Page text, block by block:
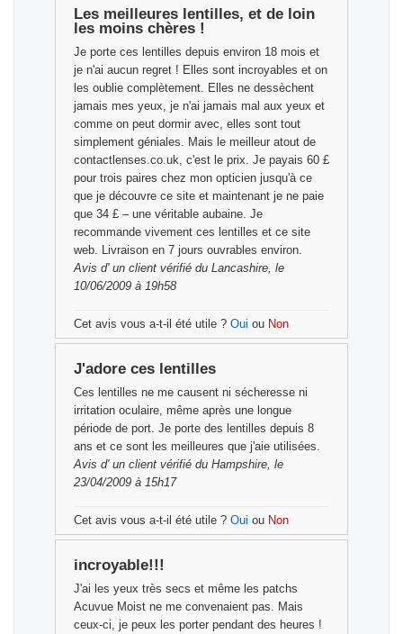
Les meilleures lentilles, et de loin
les moins chères !
Je porte ces lentilles depuis environ 18 mois et
je n'ai aucun regret ! Elles sont incroyables et on
les oublie complètement. Elles ne dessèchent
jamais mes yeux, je n'ai jamais mal aux yeux et
comme on peut dormir avec, elles sont tout
simplement géniales. Mais le meilleur atout de
contactlenses.co.uk, c'est le prix. Je payais 60 £
pour trois paires chez mon opticien jusqu'à ce
que je découvre ce site et maintenant je ne paie
que 34 £ – une véritable aubaine. Je
recommande vivement ces lentilles et ce site
web. Livraison en 7 jours ouvrables environ.
Avis d' un client vérifié du Lancashire, le
10/06/2009 à 19h58
Cet avis vous a-t-il été utile ? Oui ou Non
J'adore ces lentilles
Ces lentilles ne me causent ni sécheresse ni
irritation oculaire, même après une longue
période de port. Je porte des lentilles depuis 8
ans et ce sont les meilleures que j'aie utilisées.
Avis d' un client vérifié du Hampshire, le
23/04/2009 à 15h17
Cet avis vous a-t-il été utile ? Oui ou Non
incroyable!!!
J'ai les yeux très secs et même les patchs
Acuvue Moist ne me convenaient pas. Mais
ceux-ci, je peux les porter pendant des heures !